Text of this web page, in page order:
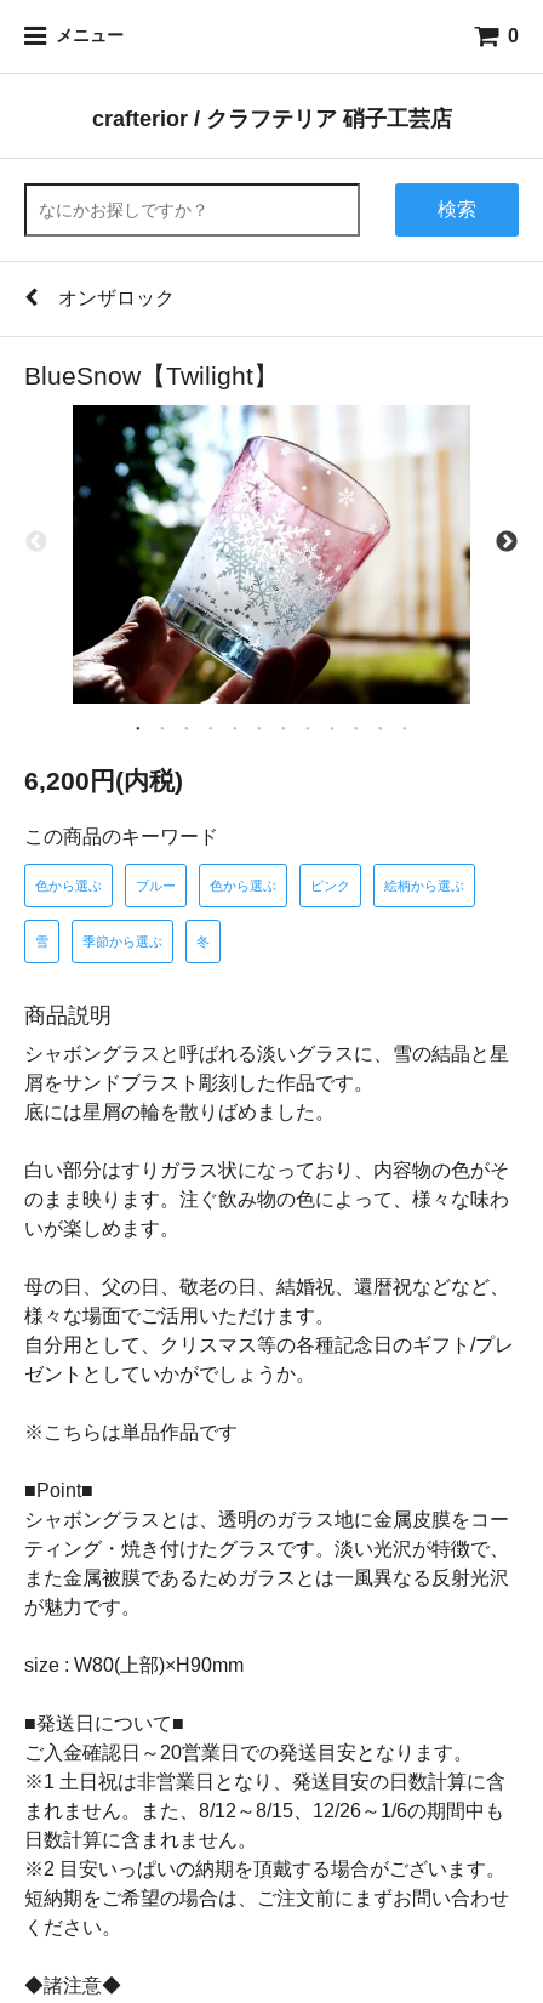
メニュー 0
crafterior / クラフテリア 硝子工芸店
検索
オンザロック
BlueSnow【Twilight】
6,200円(内税)
この商品のキーワード
色から選ぶ ブルー 色から選ぶ ピンク 絵柄から選ぶ
雪 季節から選ぶ 冬
商品説明
シャボングラスと呼ばれる淡いグラスに、雪の結晶と星
屑をサンドブラスト彫刻した作品です。
底には星屑の輪を散りばめました。
白い部分はすりガラス状になっており、内容物の色がそ
のまま映ります。注ぐ飲み物の色によって、様々な味わ
いが楽しめます。
母の日、父の日、敬老の日、結婚祝、還暦祝などなど、
様々な場面でご活用いただけます。
自分用として、クリスマス等の各種記念日のギフト/プレ
ゼントとしていかがでしょうか。
※こちらは単品作品です
■Point■
シャボングラスとは、透明のガラス地に金属皮膜をコー
ティング・焼き付けたグラスです。淡い光沢が特徴で、
また金属被膜であるためガラスとは一風異なる反射光沢
が魅力です。
size : W80(上部)×H90mm
■発送日について■
ご入金確認日～20営業日での発送目安となります。
※1 土日祝は非営業日となり、発送目安の日数計算に含
まれません。また、8/12～8/15、12/26～1/6の期間中も
日数計算に含まれません。
※2 目安いっぱいの納期を頂戴する場合がございます。
短納期をご希望の場合は、ご注文前にまずお問い合わせ
ください。
◆諸注意◆